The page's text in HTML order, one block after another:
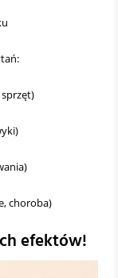
choroba)
efektów!